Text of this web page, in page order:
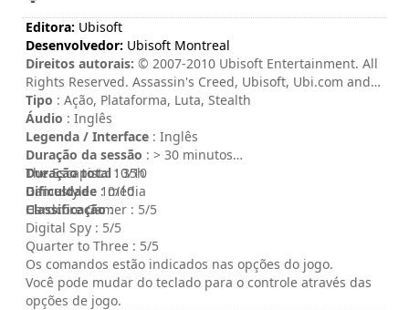
Editora: Ubisoft
Desenvolvedor: Ubisoft Montreal
Direitos autorais: © 2007-2010 Ubisoft Entertainment. All
Rights Reserved. Assassin's Creed, Ubisoft, Ubi.com and
the Ubisoft logo are trademarks of Ubisoft Entertainment
in the U.S. and or other countries.
Tipo : Ação, Plataforma, Luta, Stealth
Áudio : Inglês
Legenda / Interface : Inglês
Duração da sessão : > 30 minutos
Duração total: 35h
Dificuldade : média
Classificação:
The Escapist : 10/10
Gamestyle : 10/10
Hardcore Gamer : 5/5
Digital Spy : 5/5
Quarter to Three : 5/5
Os comandos estão indicados nas opções do jogo.
Você pode mudar do teclado para o controle através das
opções de jogo.